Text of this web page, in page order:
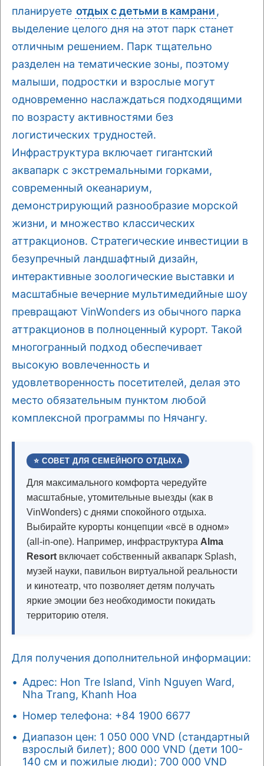
планируете отдых с детьми в камрани ,
выделение целого дня на этот парк станет
отличным решением. Парк тщательно
разделен на тематические зоны, поэтому
малыши, подростки и взрослые могут
одновременно наслаждаться подходящими
по возрасту активностями без
логистических трудностей.
Инфраструктура включает гигантский
аквапарк с экстремальными горками,
современный океанариум,
демонстрирующий разнообразие морской
жизни, и множество классических
аттракционов. Стратегические инвестиции в
безупречный ландшафтный дизайн,
интерактивные зоологические выставки и
масштабные вечерние мультимедийные шоу
превращают VinWonders из обычного парка
аттракционов в полноценный курорт. Такой
многогранный подход обеспечивает
высокую вовлеченность и
удовлетворенность посетителей, делая это
место обязательным пунктом любой
комплексной программы по Нячангу.
⭐ СОВЕТ ДЛЯ СЕМЕЙНОГО ОТДЫХА
Для максимального комфорта чередуйте
масштабные, утомительные выезды (как в
VinWonders) с днями спокойного отдыха.
Выбирайте курорты концепции «всё в одном»
(all-in-one). Например, инфраструктура Alma
Resort включает собственный аквапарк Splash,
музей науки, павильон виртуальной реальности
и кинотеатр, что позволяет детям получать
яркие эмоции без необходимости покидать
территорию отеля.
Для получения дополнительной информации:
Адрес: Hon Tre Island, Vinh Nguyen Ward,
Nha Trang, Khanh Hoa
Номер телефона: +84 1900 6677
Диапазон цен: 1 050 000 VND (стандартный
взрослый билет); 800 000 VND (дети 100-
140 см и пожилые люди); 700 000 VND